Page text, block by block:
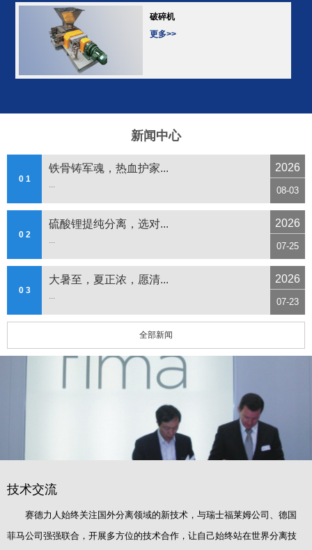
破碎机
更多>>
新闻中心
0 1
铁骨铸军魂，热血护家...
...
2026
08-03
0 2
硫酸锂提纯分离，选对...
...
2026
07-25
0 3
大暑至，夏正浓，愿清...
...
2026
07-23
全部新闻
技术交流
赛德力人始终关注国外分离领域的新技术，与瑞士福莱姆公司、德国
菲马公司强强联合，开展多方位的技术合作，让自己始终站在世界分离技